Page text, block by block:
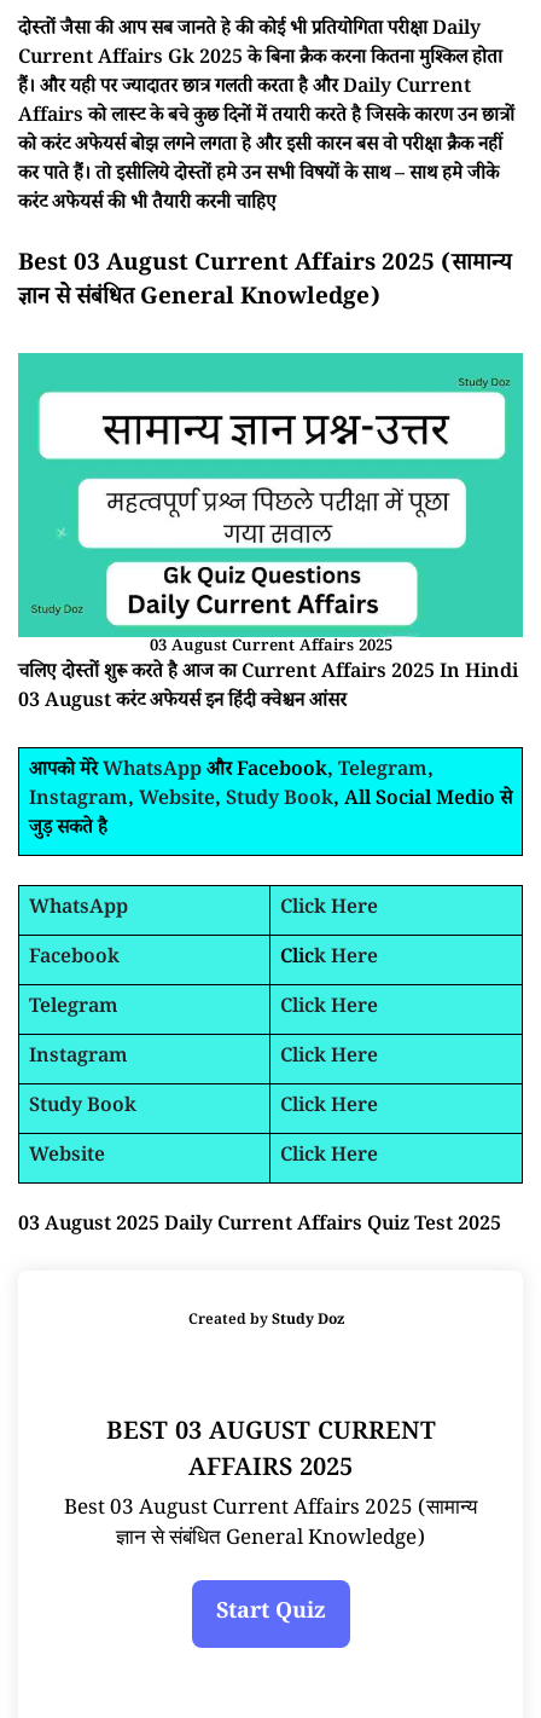
दोस्तों जैसा की आप सब जानते हे की कोई भी प्रतियोगिता परीक्षा Daily
Current Affairs Gk 2025 के बिना क्रैक करना कितना मुश्किल होता
हैं। और यही पर ज्यादातर छात्र गलती करता है और Daily Current
Affairs को लास्ट के बचे कुछ दिनों में तयारी करते है जिसके कारण उन छात्रों
को करंट अफेयर्स बोझ लगने लगता हे और इसी कारन बस वो परीक्षा क्रैक नहीं
कर पाते हैं। तो इसीलिये दोस्तों हमे उन सभी विषयों के साथ – साथ हमे जीके
करंट अफेयर्स की भी तैयारी करनी चाहिए
Best 03 August Current Affairs 2025 (सामान्य
ज्ञान से संबंधित General Knowledge)
03 August Current Affairs 2025
चलिए दोस्तों शुरू करते है आज का Current Affairs 2025 In Hindi
03 August करंट अफेयर्स इन हिंदी क्वेश्चन आंसर
आपको मेरेWhatsAppऔर Facebook, Telegram,
Instagram, Website, Study Book, All Social Medio से
जुड़ सकते है
WhatsApp
Click Here
Facebook
Click Here
Telegram
Click Here
Instagram
Click Here
Study Book
Click Here
Website
Click Here
03 August 2025 Daily Current Affairs Quiz Test 2025
Created byStudy Doz
BEST 03 AUGUST CURRENT
AFFAIRS 2025
Best 03 August Current Affairs 2025 (सामान्य
ज्ञान से संबंधित General Knowledge)